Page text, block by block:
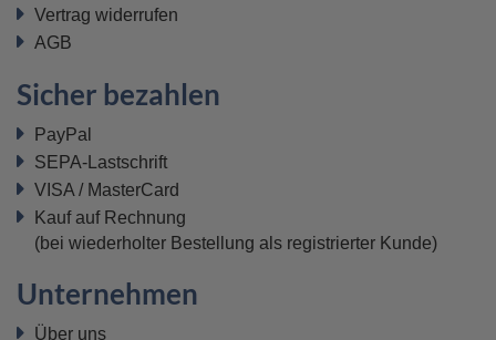
Vertrag widerrufen
AGB
Sicher bezahlen
PayPal
SEPA-Lastschrift
VISA / MasterCard
Kauf auf Rechnung
(bei wiederholter Bestellung als registrierter Kunde)
Unternehmen
Über uns